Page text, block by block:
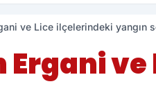
ve Lice ilçelerindeki yangın
Ergani